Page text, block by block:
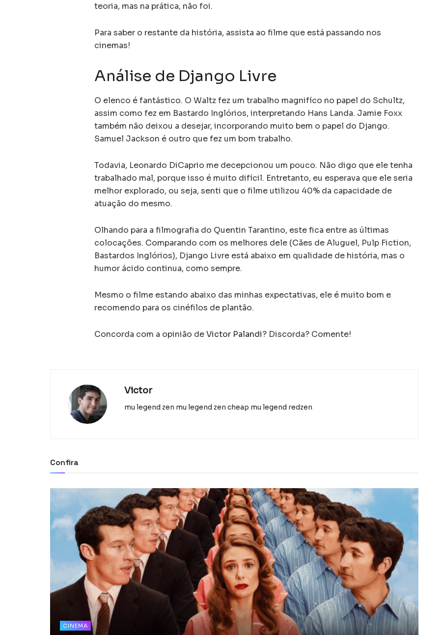
teoria, mas na prática, não foi.
Para saber o restante da história, assista ao filme que está passando nos
cinemas!
Análise de Django Livre
O elenco é fantástico. O Waltz fez um trabalho magnifíco no papel do Schultz,
assim como fez em Bastardo Inglórios, interpretando Hans Landa. Jamie Foxx
também não deixou a desejar, incorporando muito bem o papel do Django.
Samuel Jackson é outro que fez um bom trabalho.
Todavia, Leonardo DiCaprio me decepcionou um pouco. Não digo que ele tenha
trabalhado mal, porque isso é muito difícil. Entretanto, eu esperava que ele seria
melhor explorado, ou seja, senti que o filme utilizou 40% da capacidade de
atuação do mesmo.
Olhando para a filmografia do Quentin Tarantino, este fica entre as últimas
colocações. Comparando com os melhores dele (Cães de Aluguel, Pulp Fiction,
Bastardos Inglórios), Django Livre está abaixo em qualidade de história, mas o
humor ácido continua, como sempre.
Mesmo o filme estando abaixo das minhas expectativas, ele é muito bom e
recomendo para os cinéfilos de plantão.
Concorda com a opinião deVictor Palandi? Discorda? Comente!
Victor
mu legend zen mu legend zen cheap mu legend redzen
Confira
CINEMA